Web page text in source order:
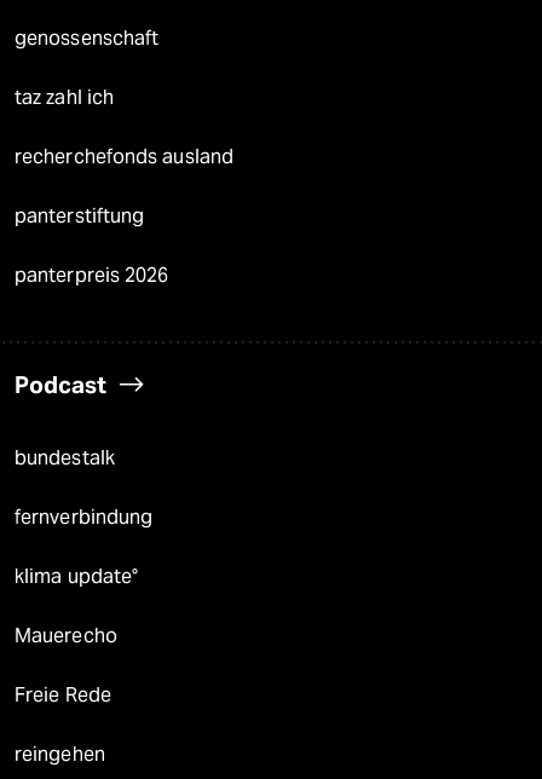
genossenschaft
taz zahl ich
recherchefonds ausland
panterstiftung
panterpreis 2026
Podcast
bundestalk
fernverbindung
klima update°
Mauerecho
Freie Rede
reingehen